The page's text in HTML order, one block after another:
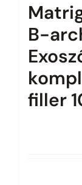
B-
filler